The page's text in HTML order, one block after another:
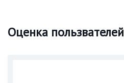
Оценка пользвателей